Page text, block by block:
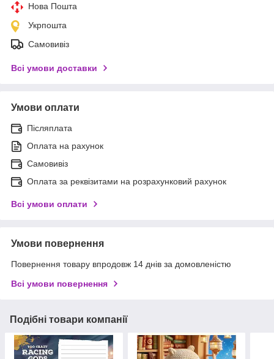
Нова Пошта
Укрпошта
Самовивіз
Всі умови доставки
Умови оплати
Післяплата
Оплата на рахунок
Самовивіз
Оплата за реквізитами на розрахунковий рахунок
Всі умови оплати
Умови повернення
Повернення товару впродовж 14 днів за домовленістю
Всі умови повернення
Подібні товари компанії